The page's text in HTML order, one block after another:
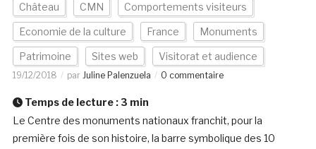
Château CMN Comportements visiteurs
Economie de la culture France Monuments
Patrimoine Sites web Visitorat et audience
19/12/2018 par Juline Palenzuela 0 commentaire
Temps de lecture : 3 min
Le Centre des monuments nationaux franchit, pour la
première fois de son histoire, la barre symbolique des 10